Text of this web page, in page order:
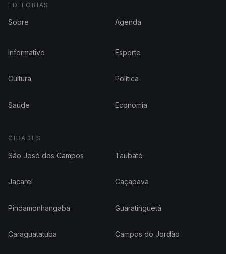
EDITORIAS
Sobre Agenda
Informativo Esporte
Cultura Política
Saúde Economia
CIDADES
São José dos Campos Taubaté
Jacareí Caçapava
Pindamonhangaba Guaratinguetá
Caraguatatuba Campos do Jordão